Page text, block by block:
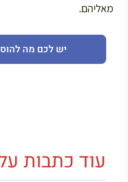
מאליהם.
יש לכם מה
עוד כתבות